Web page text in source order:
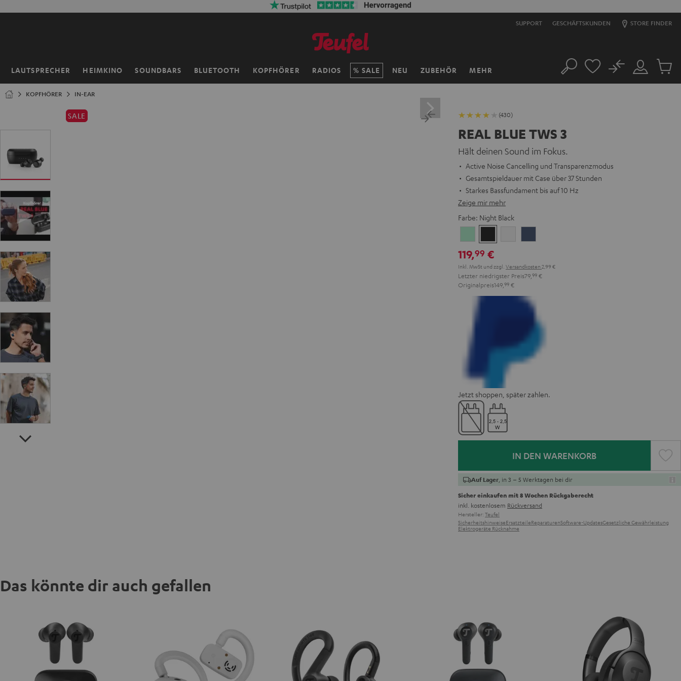
SUPPORT GESCHÄFTSKUNDEN STORE FINDER
LAUTSPRECHER HEIMKINO SOUNDBARS BLUETOOTH KOPFHÖRER RADIOS SALE NEU ZUBEHÖR MEHR
Startseite Suche
Mein
Konto
No
Artikel
KOPFHÖRER IN-EAR
SALE (430)
REAL BLUE TWS 3
Hält deinen Sound im Fokus.
Active Noise Cancelling und Transparenzmodus
Gesamtspieldauer mit Case über 37 Stunden
Starkes Bassfundament bis auf 10 Hz
Zeige mir mehr
Farbe: Night Black
GreenBlack
White
119,99 €
Inkl. MwSt und zzgl. Versandkosten 2,99 €
Letzter niedrigster Preis79, 99 €
Originalpreis149, 99 €
Jetzt shoppen, später zahlen.
IN DEN WARENKORB
Auf Lager , in 3 – 5 Werktagen bei dir
Sicher einkaufen mit 8 Wochen Rückgaberecht
inkl. kostenlosem Rückversand
Hersteller: Teufel
SicherheitshinweiseErsatzteileReparaturenSoftware-UpdatesGesetzliche Gewährleistung
Elektrogeräte Rücknahme
Das könnte dir auch gefallen